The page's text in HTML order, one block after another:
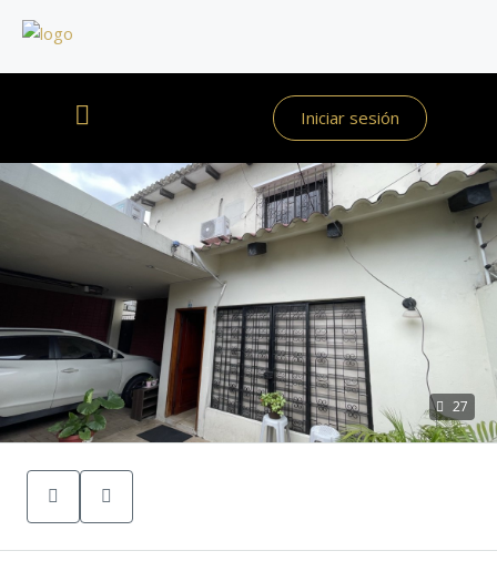
Iniciar sesión
27